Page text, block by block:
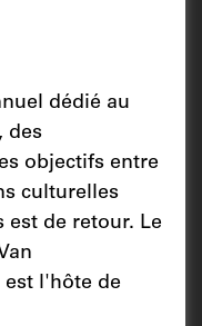
dédié au
des
objectifs entre
culturelles
est de retour. Le
est l'hôte de